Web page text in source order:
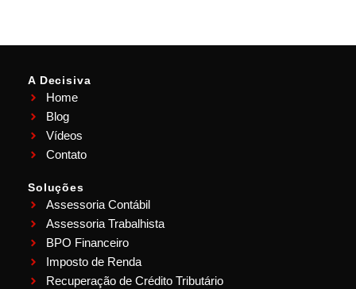
A Decisiva
Home
Blog
Vídeos
Contato
Soluções
Assessoria Contábil
Assessoria Trabalhista
BPO Financeiro
Imposto de Renda
Recuperação de Crédito Tributário